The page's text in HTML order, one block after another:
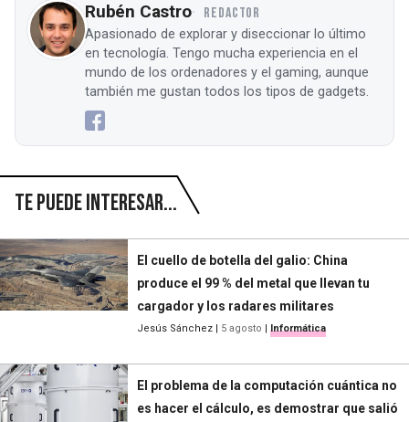
Rubén Castro REDACTOR
Apasionado de explorar y diseccionar lo último
en tecnología. Tengo mucha experiencia en el
mundo de los ordenadores y el gaming, aunque
también me gustan todos los tipos de gadgets.
Te puede interesar...
El cuello de botella del galio: China
produce el 99 % del metal que llevan tu
cargador y los radares militares
Jesús Sánchez | 5 agosto | Informática
El problema de la computación cuántica no
es hacer el cálculo, es demostrar que salió